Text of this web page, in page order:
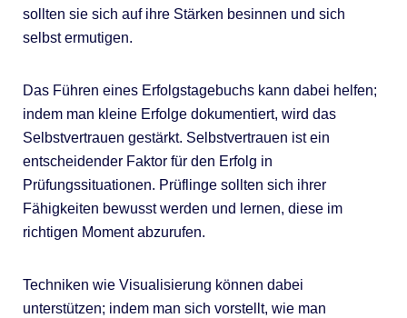
sollten sie sich auf ihre Stärken besinnen und sich
selbst ermutigen.
Das Führen eines Erfolgstagebuchs kann dabei helfen;
indem man kleine Erfolge dokumentiert, wird das
Selbstvertrauen gestärkt. Selbstvertrauen ist ein
entscheidender Faktor für den Erfolg in
Prüfungssituationen. Prüflinge sollten sich ihrer
Fähigkeiten bewusst werden und lernen, diese im
richtigen Moment abzurufen.
Techniken wie Visualisierung können dabei
unterstützen; indem man sich vorstellt, wie man